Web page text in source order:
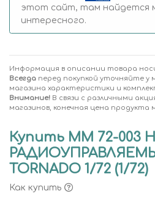
этот сайт, там найдется
интересного.
Информация в описании товара
Всегда перед покупкой уточняйте
магазина характеристики и
Внимание! В связи с различными
магазинов, конечная цена продукта
Купить MM 72-
TORNADO 1/72 (1/72)
Как купить